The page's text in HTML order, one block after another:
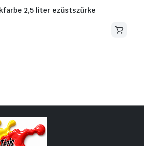
2,5 liter ezüstszürke